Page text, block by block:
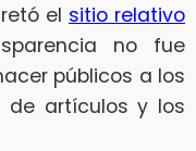
el sitio relativo
no fue
públicos a los
de artículos y los